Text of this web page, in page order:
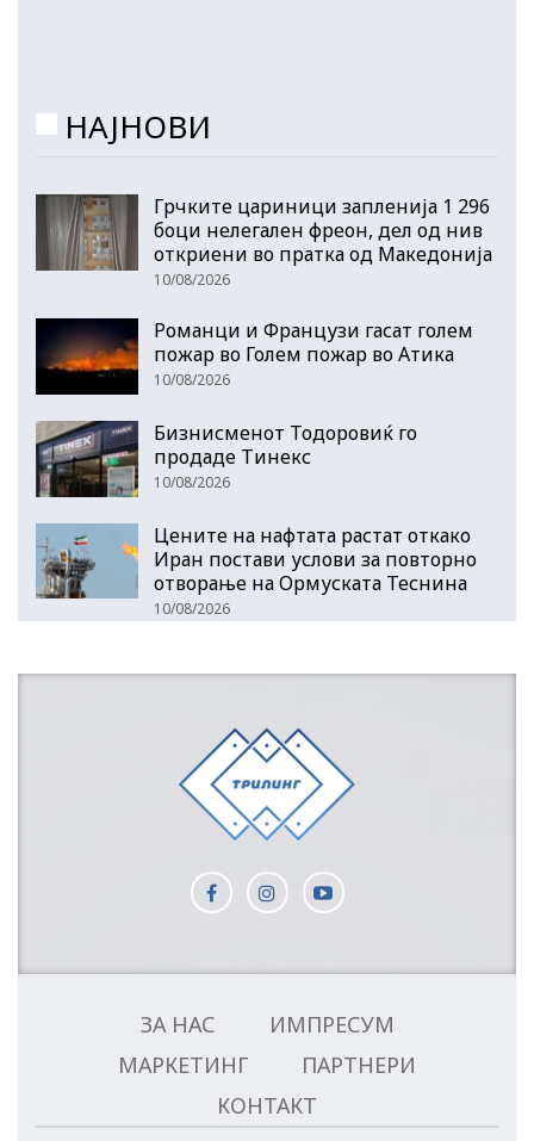
НАЈНОВИ
Грчките цариници запленија 1 296
боци нелегален фреон, дел од нив
откриени во пратка од Македонија
10/08/2026
Романци и Французи гасат голем
пожар во Голем пожар во Атика
10/08/2026
Бизнисменот Тодоровиќ го
продаде Тинекс
10/08/2026
Цените на нафтата растат откако
Иран постави услови за повторно
отворање на Ормуската Теснина
10/08/2026
ЗА НАС
ИМПРЕСУМ
МАРКЕТИНГ
ПАРТНЕРИ
КОНТАКТ